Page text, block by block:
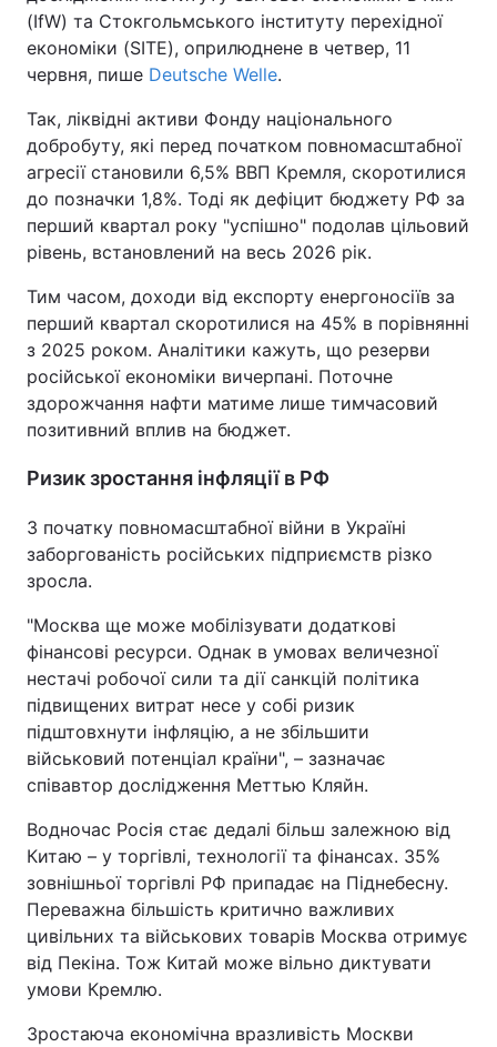
(IfW) та Стокгольмського інституту перехідної
економіки (SITE), оприлюднене в четвер, 11
червня, пише Deutsche Welle.
Так, ліквідні активи Фонду національного
добробуту, які перед початком повномасштабної
агресії становили 6,5% ВВП Кремля, скоротилися
до позначки 1,8%. Тоді як дефіцит бюджету РФ за
перший квартал року "успішно" подолав цільовий
рівень, встановлений на весь 2026 рік.
Тим часом, доходи від експорту енергоносіїв за
перший квартал скоротилися на 45% в порівнянні
з 2025 роком. Аналітики кажуть, що резерви
російської економіки вичерпані. Поточне
здорожчання нафти матиме лише тимчасовий
позитивний вплив на бюджет.
Ризик зростання інфляції в РФ
З початку повномасштабної війни в Україні
заборгованість російських підприємств різко
зросла.
"Москва ще може мобілізувати додаткові
фінансові ресурси. Однак в умовах величезної
нестачі робочої сили та дії санкцій політика
підвищених витрат несе у собі ризик
підштовхнути інфляцію, а не збільшити
військовий потенціал країни", – зазначає
співавтор дослідження Меттью Кляйн.
Водночас Росія стає дедалі більш залежною від
Китаю – у торгівлі, технології та фінансах. 35%
зовнішньої торгівлі РФ припадає на Піднебесну.
Переважна більшість критично важливих
цивільних та військових товарів Москва отримує
від Пекіна. Тож Китай може вільно диктувати
умови Кремлю.
Зростаюча економічна вразливість Москви